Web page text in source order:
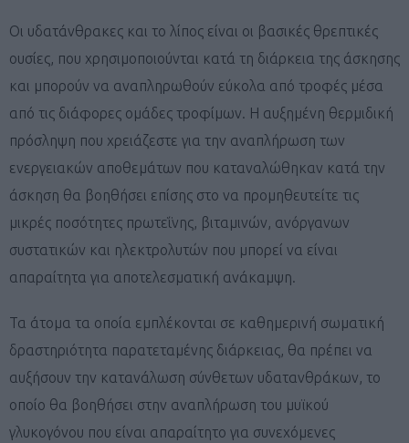
Οι υδατάνθρακες και το λίπος είναι οι βασικές θρεπτικές
ουσίες, που χρησιμοποιούνται κατά τη διάρκεια της άσκησης
και μπορούν να αναπληρωθούν εύκολα από τροφές μέσα
από τις διάφορες ομάδες τροφίμων. Η αυξημένη θερμιδική
πρόσληψη που χρειάζεστε για την αναπλήρωση των
ενεργειακών αποθεμάτων που καταναλώθηκαν κατά την
άσκηση θα βοηθήσει επίσης στο να προμηθευτείτε τις
μικρές ποσότητες πρωτεΐνης, βιταμινών, ανόργανων
συστατικών και ηλεκτρολυτών που μπορεί να είναι
απαραίτητα για αποτελεσματική ανάκαμψη.
Τα άτομα τα οποία εμπλέκονται σε καθημερινή σωματική
δραστηριότητα παρατεταμένης διάρκειας, θα πρέπει να
αυξήσουν την κατανάλωση σύνθετων υδατανθράκων, το
οποίο θα βοηθήσει στην αναπλήρωση του μυϊκού
γλυκογόνου που είναι απαραίτητο για συνεχόμενες